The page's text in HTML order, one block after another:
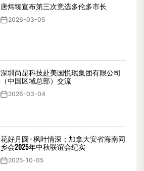
唐炜臻宣布第三次竞选多伦多市长
2026-03-05
深圳尚昆科技赴美国悦珉集团有限公司
（中国区域总部）交流
2026-03-04
花好月圆 · 枫叶情深：加拿大安省海南同
乡会2025年中秋联谊会纪实
2025-10-05